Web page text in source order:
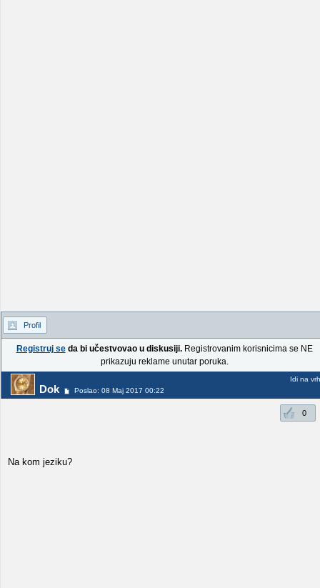
Profil
Registruj seda bi učestvovao u diskusiji.Registrovanim korisnicima se NE
prikazuju reklame unutar poruka.
Dok Poslao: 08 Maj 2017 00:22
Idi na vrh
0
Na kom jeziku?